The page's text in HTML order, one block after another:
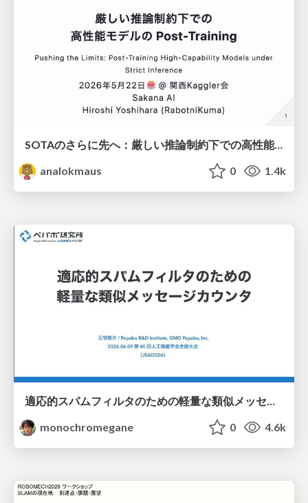
SOTAのさらに先へ：厳しい推論制約下での高性能モデルのPost-Training
analokmaus
0 1.4k
適応的スパムフィルタのための軽量な類似メッセージカウンタ / jsai2026-adaptive-spam-filter
monochromegane
0 4.6k